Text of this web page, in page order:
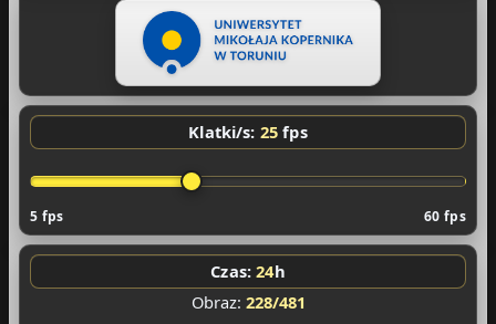
Klatki/s: 25 fps
5 fps 60 fps
Czas:24h
Obraz: 233/481